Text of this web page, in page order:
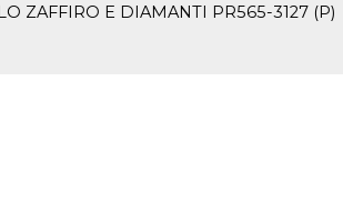
ZAFFIRO E DIAMANTI PR565-3127 (P)